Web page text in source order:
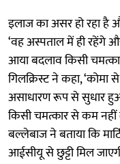
इलाज का असर हो रहा है
‘वह अस्पताल में ही रहेंगे
आया बदलाव किसी
गिलक्रिस्ट ने कहा,
असाधारण रूप से सुधार
किसी चमत्कार से कम नहीं
बल्लेबाज ने बताया कि
आईसीयू से छुट्टी मिल